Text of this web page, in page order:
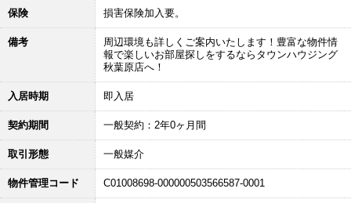
保険 損害保険加入要。
備考
周辺環境も詳しくご案内いたします！豊富な物件情
報で楽しいお部屋探しをするならタウンハウジング
秋葉原店へ！
入居時期 即入居
契約期間 一般契約：2年0ヶ月間
取引形態 一般媒介
物件管理コード C01008698-000000503566587-0001